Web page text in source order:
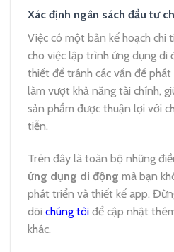
Xác định ngân sách đầu tư
Việc có một bản kế hoạch chi
cho việc lập trình ứng dụng di
thiết để tránh các vấn đề
làm vượt khả năng tài chính,
sản phẩm được thuận lợi với
tiễn.
Trên đây là toàn bộ những
ứng dụng di động mà bạn
phát triển và thiết kế app.
dõi chúng tôi để cập nhật
khác.